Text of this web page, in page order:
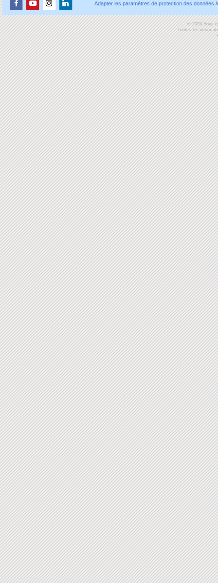
Adapter les paramètres de protection des données
© 2026 Sous
Toutes les